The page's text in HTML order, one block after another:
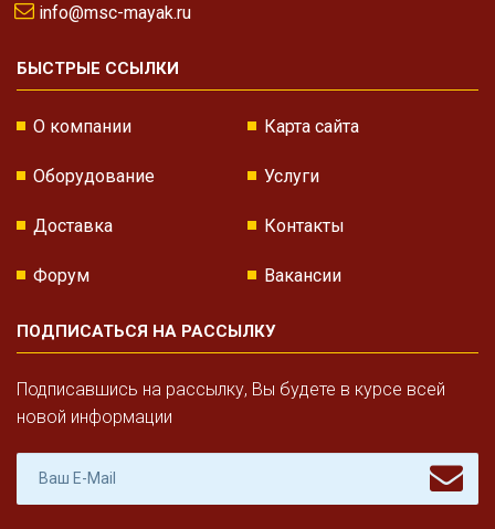
info@msc-mayak.ru
БЫСТРЫЕ ССЫЛКИ
О компании Карта сайта
Оборудование Услуги
Доставка Контакты
Форум Вакансии
ПОДПИСАТЬСЯ НА РАССЫЛКУ
Подписавшись на рассылку, Вы будете в курсе всей
новой информации